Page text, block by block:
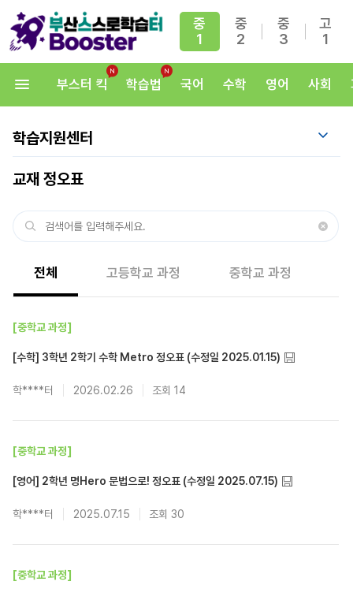
중
1
중
2
중
3
고
1
부스터 킥 학습법 국어 수학 영어 사회
학습지원센터
교재 정오표
전체 고등학교 과정 중학교 과정
[중학교 과정]
[수학] 3학년 2학기 수학 Metro 정오표 (수정일 2025.01.15)
학****터 2026.02.26 14
[중학교 과정]
[영어] 2학년 명Hero 문법으로! 정오표 (수정일 2025.07.15)
학****터 2025.07.15 30
[중학교 과정]